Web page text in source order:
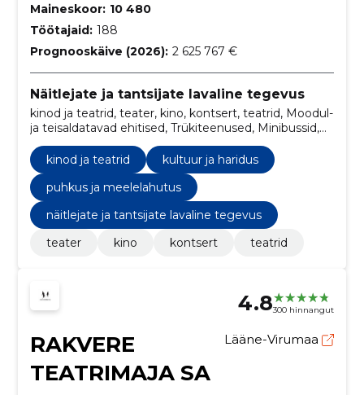
Maineskoor: 10 480
Töötajaid: 188
Prognooskäive (2026): 2 625 767 €
Näitlejate ja tantsijate lavaline tegevus
kinod ja teatrid, teater, kino, kontsert, teatrid, Moodul-
ja teisaldatavad ehitised, Trükiteenused, Minibussid,
kultuur ja haridus, puhkus ja meelelahutus
kinod ja teatrid
kultuur ja haridus
puhkus ja meelelahutus
näitlejate ja tantsijate lavaline tegevus
teater
kino kontsert teatrid
4.8300 hinnangut
RAKVERE
TEATRIMAJA SA
Lääne-Virumaa